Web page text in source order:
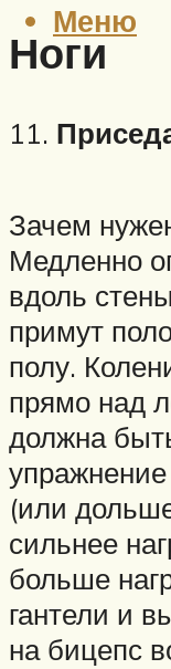
Меню
Ноги
11.
Зачем
Медленно
вдоль
примут
полу.
прямо над
должна
(или
сильнее
больше
гантели и
на бицепс